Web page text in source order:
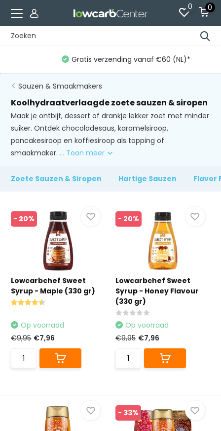
0 0
Gratis verzending vanaf €60 (NL)*
Sauzen & Smaakmakers
Koolhydraatverlaagde zoete sauzen & siropen
Maak je ontbijt, dessert of drankje lekker zoet met minder
suiker. Ontdek chocoladesaus, karamelsiroop,
pancakesiroop en koffiesiroop als topping of
smaakmaker. ... Toon meer
Zoete Sauzen & Siropen Hartige Sauzen Flavor
- 20%
Lowcarbchef Sweet
Syrup - Maple (330 gr)
Op voorraad
€9,95 €7,96
- 20%
Lowcarbchef Sweet
Syrup - Honey Flavour
(330 gr)
Op voorraad
€9,95 €7,96
- 33%